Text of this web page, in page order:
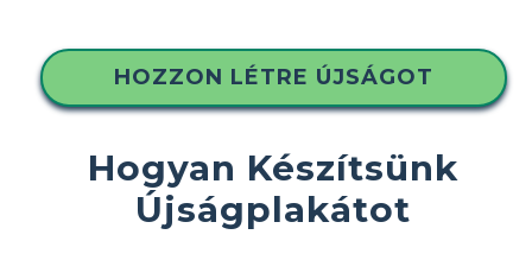
HOZZON LÉTRE ÚJSÁGOT
Hogyan Készítsünk
Újságplakátot